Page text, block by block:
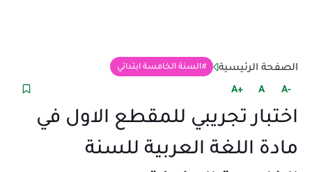
الصفحة الرئيسية السنة الخامسة ابتدائي
+A A -A
اختبار تجريبي للمقطع الاول في
مادة اللغة العربية للسنة